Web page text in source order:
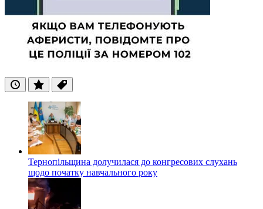
ОстанніПопулярні
Теги
Тернопільщина долучилася до конгресових слухань
щодо початку навчального року